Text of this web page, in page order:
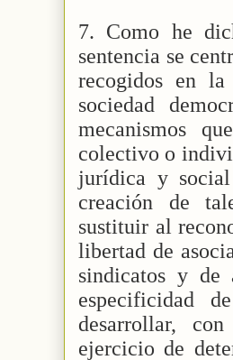
7. Como he
sentencia se
recogidos en la
sociedad
mecanismos
colectivo o
jurídica y
creación de
sustituir al
libertad de
sindicatos y de
especificidad
desarrollar,
ejercicio de